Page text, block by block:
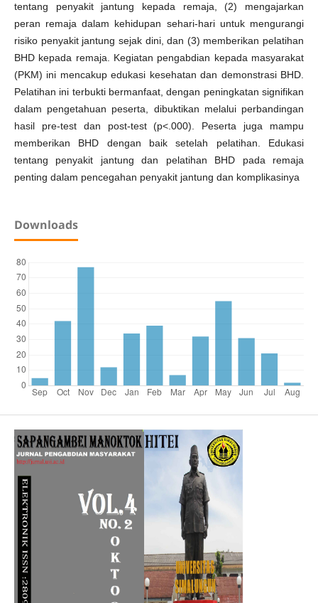
tentang penyakit jantung kepada remaja, (2) mengajarkan
peran remaja dalam kehidupan sehari-hari untuk mengurangi
risiko penyakit jantung sejak dini, dan (3) memberikan pelatihan
BHD kepada remaja. Kegiatan pengabdian kepada masyarakat
(PKM) ini mencakup edukasi kesehatan dan demonstrasi BHD.
Pelatihan ini terbukti bermanfaat, dengan peningkatan signifikan
dalam pengetahuan peserta, dibuktikan melalui perbandingan
hasil pre-test dan post-test (p<.000). Peserta juga mampu
memberikan BHD dengan baik setelah pelatihan. Edukasi
tentang penyakit jantung dan pelatihan BHD pada remaja
penting dalam pencegahan penyakit jantung dan komplikasinya
Downloads